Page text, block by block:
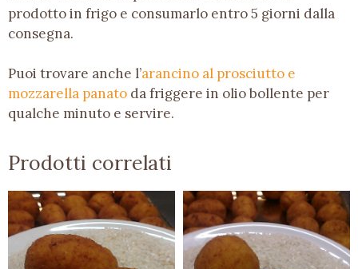
prodotto in frigo e consumarlo entro 5 giorni dalla
consegna.
Puoi trovare anche l’arancino al prosciutto e
mozzarella panato da friggere in olio bollente per
qualche minuto e servire.
Prodotti correlati